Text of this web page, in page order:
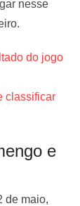
nesse
do jogo
classificar
e
de maio,